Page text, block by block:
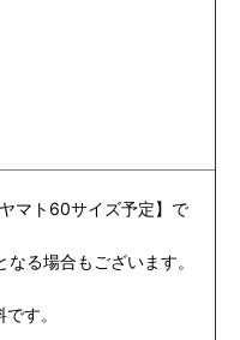
マト60サイズ予定】で
る場合もございます。
す。